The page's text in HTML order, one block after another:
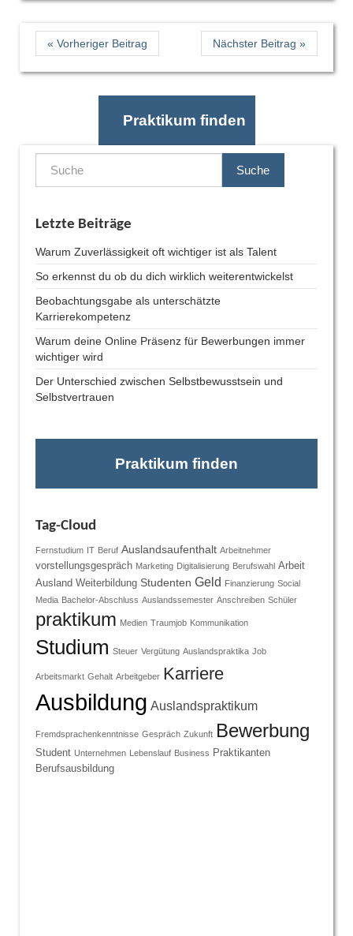
« Vorheriger Beitrag Nächster Beitrag »
Praktikum finden
Suche
Letzte Beiträge
Warum Zuverlässigkeit oft wichtiger ist als Talent
So erkennst du ob du dich wirklich weiterentwickelst
Beobachtungsgabe als unterschätzte
Karrierekompetenz
Warum deine Online Präsenz für Bewerbungen immer
wichtiger wird
Der Unterschied zwischen Selbstbewusstsein und
Selbstvertrauen
Praktikum finden
Tag-Cloud
Fernstudium IT Beruf Auslandsaufenthalt Arbeitnehmer
vorstellungsgespräch Marketing Digitalisierung Berufswahl Arbeit
Ausland Weiterbildung Studenten Geld Finanzierung Social
Media Bachelor-Abschluss Auslandssemester Anschreiben Schüler
praktikum Medien Traumjob Kommunikation
Studium Steuer Vergütung Auslandspraktika Job
Arbeitsmarkt Gehalt Arbeitgeber Karriere
Ausbildung Auslandspraktikum
Fremdsprachenkenntnisse Gespräch Zukunft Bewerbung
Student Unternehmen Lebenslauf Business Praktikanten
Berufsausbildung